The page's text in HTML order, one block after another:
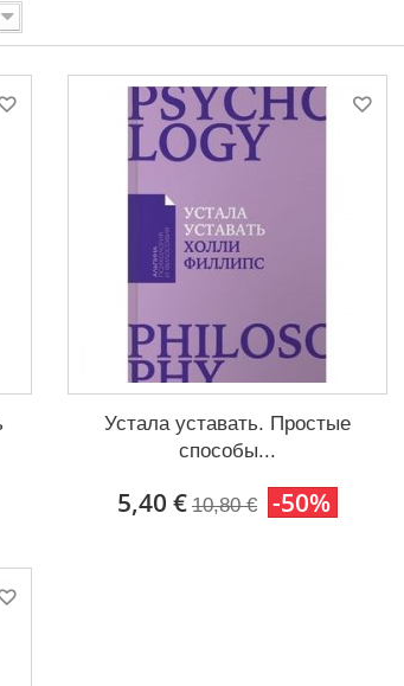
Устала уставать. Простые
способы...
5,40 € 10,80 € -50%